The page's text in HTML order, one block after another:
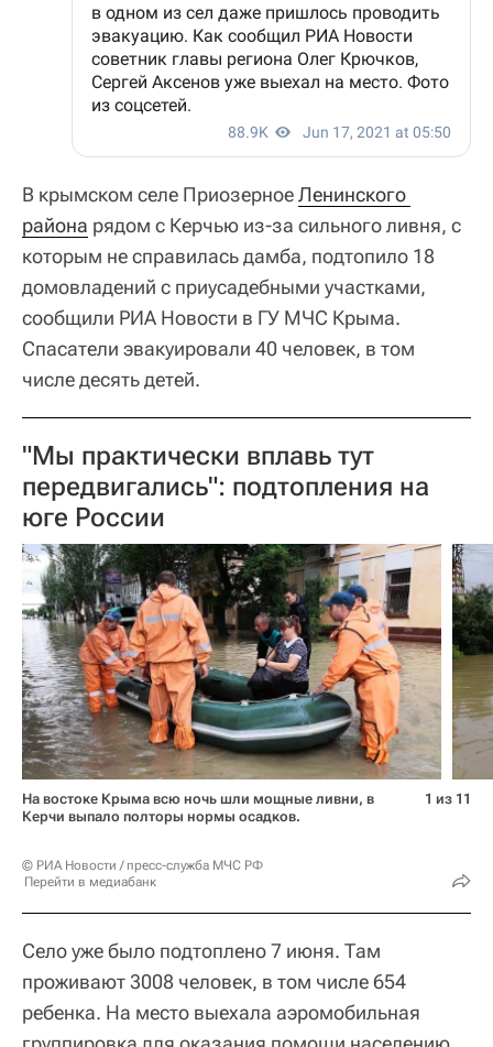
В крымском селе ПриозерноеЛенинского
района рядом с Керчью из-за сильного ливня, с
которым не справилась дамба, подтопило 18
домовладений с приусадебными участками,
сообщили РИА Новости в ГУ МЧС Крыма.
Спасатели эвакуировали 40 человек, в том
числе десять детей.
"Мы практически вплавь тут
передвигались": подтопления на
юге России
На востоке Крыма всю ночь шли мощные ливни, в
Керчи выпало полторы нормы осадков.
© РИА Новости / пресс-служба МЧС РФ
Перейти в медиабанк
1 из 11
Село уже было подтоплено 7 июня. Там
проживают 3008 человек, в том числе 654
ребенка. На место выехала аэромобильная